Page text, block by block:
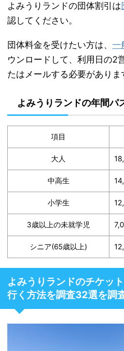
よみうりランドの団体割引は
認してください。
団体料金を受けたい方は、 一
ウンロードして、利用日の2
たはメールする必要がありま
よみうりランドの年間パ
項目
大人
中高生
小学生
3歳以上の未就学児
シニア(65歳以上)
よみうりランドのチケッ
行く方法を調査32選を調